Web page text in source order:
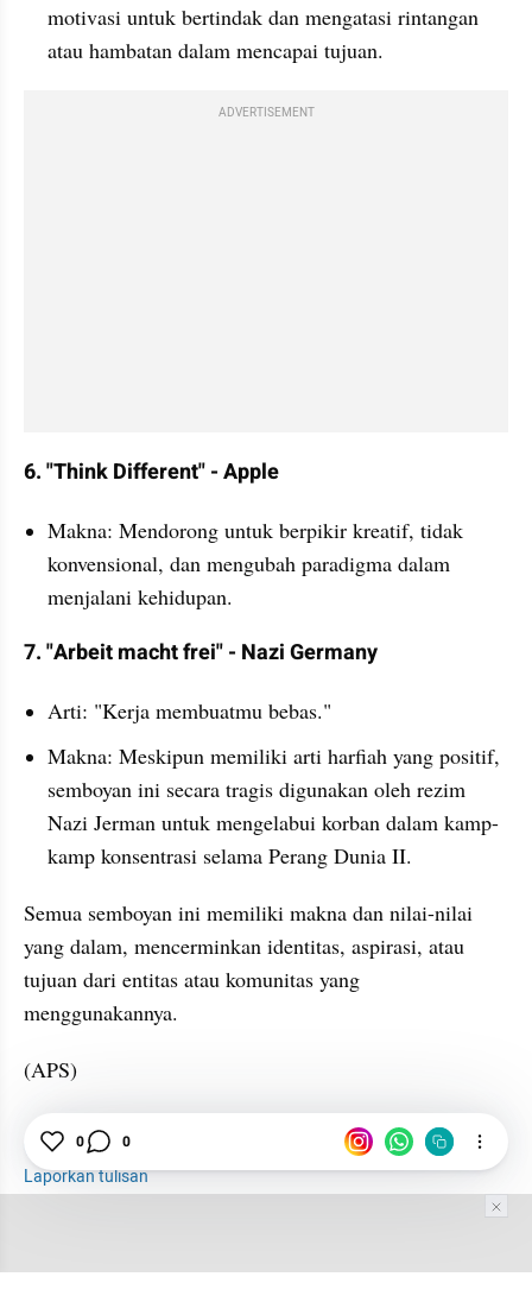
motivasi untuk bertindak dan mengatasi rintangan
atau hambatan dalam mencapai tujuan.
ADVERTISEMENT
6. "Think Different" - Apple
Makna: Mendorong untuk berpikir kreatif, tidak
konvensional, dan mengubah paradigma dalam
menjalani kehidupan.
7. "Arbeit macht frei" - Nazi Germany
Arti: "Kerja membuatmu bebas."
Makna: Meskipun memiliki arti harfiah yang positif,
semboyan ini secara tragis digunakan oleh rezim
Nazi Jerman untuk mengelabui korban dalam kamp-
kamp konsentrasi selama Perang Dunia II.
Semua semboyan ini memiliki makna dan nilai-nilai
yang dalam, mencerminkan identitas, aspirasi, atau
tujuan dari entitas atau komunitas yang
menggunakannya.
(APS)
Identitas
Laporkan tulisan
0 0